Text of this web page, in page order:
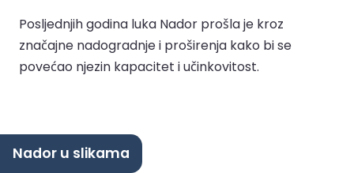
Posljednjih godina luka Nador prošla je kroz
značajne nadogradnje i proširenja kako bi se
povećao njezin kapacitet i učinkovitost.
Nador u slikama